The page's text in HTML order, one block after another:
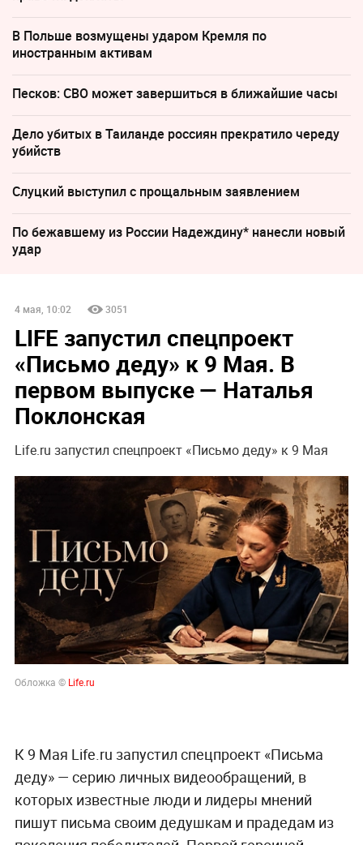
В Польше возмущены ударом Кремля по
иностранным активам
Песков: СВО может завершиться в ближайшие часы
Дело убитых в Таиланде россиян прекратило череду
убийств
Слуцкий выступил с прощальным заявлением
По бежавшему из России Надеждину* нанесли новый
удар
4 мая, 10:02 3051
LIFE запустил спецпроект
«Письмо деду» к 9 Мая. В
первом выпуске — Наталья
Поклонская
Life.ru запустил спецпроект «Письмо деду» к 9 Мая
Обложка © Life.ru
К 9 Мая Life.ru запустил спецпроект «Письма
деду» — серию личных видеообращений, в
которых известные люди и лидеры мнений
пишут письма своим дедушкам и прадедам из